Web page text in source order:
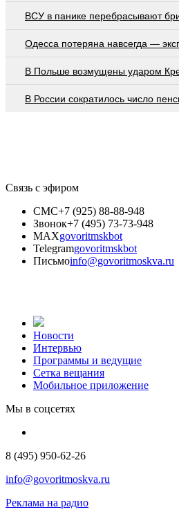
ВСУ в панике перебрасывают
Oдecca пoтeрянa нaвceгдa —
В Польше возмущены ударом
В России сократилось число
Связь с эфиром
СМС+7 (925) 88-88-948
Звонок+7 (495) 73-73-948
MAXgovoritmskbot
Telegramgovoritmskbot
Письмоinfo@govoritmoskva.ru
Новости
Интервью
Программы и ведущие
Сетка вещания
Мобильное приложение
Мы в соцсетях
8 (495) 950-62-26
info@govoritmoskva.ru
Реклама на радио